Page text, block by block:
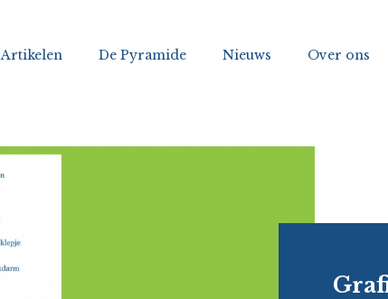
Artikelen De Pyramide Nieuws Over ons